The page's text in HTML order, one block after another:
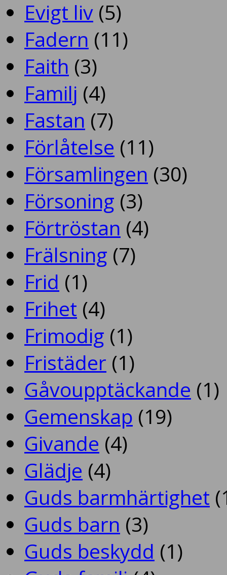
Evigt liv (5)
Fadern (11)
Faith (3)
Familj (4)
Fastan (7)
Förlåtelse (11)
Församlingen (30)
Försoning (3)
Förtröstan (4)
Frälsning (7)
Frid (1)
Frihet (4)
Frimodig (1)
Fristäder (1)
Gåvoupptäckande (1)
Gemenskap (19)
Givande (4)
Glädje (4)
Guds barmhärtighet
Guds barn (3)
Guds beskydd (1)